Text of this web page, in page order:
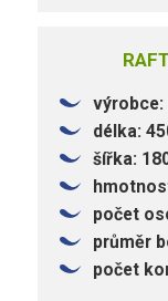
výrobce:
délka:
šířka:
počet
průměr
počet